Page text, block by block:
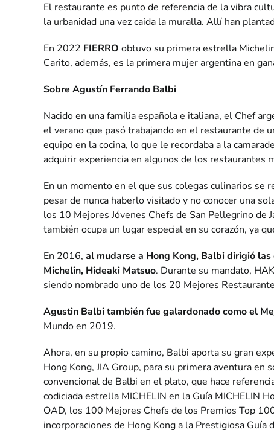
El restaurante es punto de referencia de la vibra
la urbanidad una vez caída la muralla. Allí han
En 2022 FIERRO obtuvo su primera estrella
Carito, además, es la primera mujer argentina en
Sobre Agustín Ferrando Balbi
Nacido en una familia española e italiana, el Chef
el verano que pasó trabajando en el restaurante de
equipo en la cocina, lo que le recordaba a la
adquirir experiencia en algunos de los restaurantes
En un momento en el que sus colegas culinarios se
pesar de nunca haberlo visitado y no conocer una
los 10 Mejores Jóvenes Chefs de San Pellegrino
también ocupa un lugar especial en su corazón, ya
En 2016, al mudarse a Hong Kong, Balbi dirigió
Michelin, Hideaki Matsuo. Durante su mandato,
siendo nombrado uno de los 20 Mejores
Agustin Balbi también fue galardonado como el
Mundo en 2019.
Ahora, en su propio camino, Balbi aporta su gran
Hong Kong, JIA Group, para su primera aventura
convencional de Balbi en el plato, que hace
codiciada estrella MICHELIN en la Guía MICHELIN
OAD, los 100 Mejores Chefs de los Premios Top
incorporaciones de Hong Kong a la Prestigiosa